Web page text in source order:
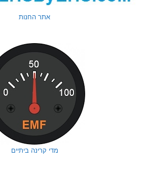
אתר החנות
מדי קרינה ביתיים